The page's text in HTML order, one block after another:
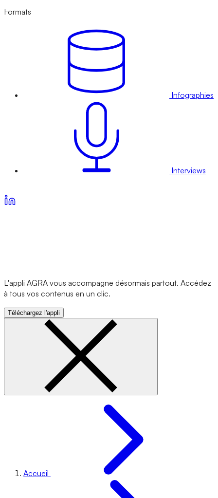
Formats
Infographies
Interviews
L'appli AGRA vous accompagne désormais partout. Accédez
à tous vos contenus en un clic.
Téléchargez l'appli
Accueil